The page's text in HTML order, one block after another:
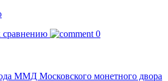
сравнению
0